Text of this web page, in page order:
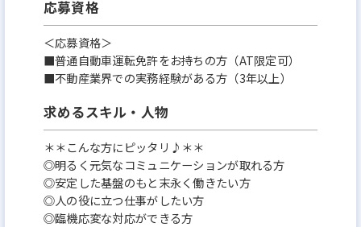
応募資格
＜応募資格＞
■普通自動車運転免許をお持ちの方（AT限定可）
■不動産業界での実務経験がある方（3年以上）
求めるスキル・人物
＊＊こんな方にピッタリ♪＊＊
◎明るく元気なコミュニケーションが取れる⽅
◎安定した基盤のもと末永く働きたい方
◎⼈の役に⽴つ仕事がしたい⽅
◎臨機応変な対応ができる⽅